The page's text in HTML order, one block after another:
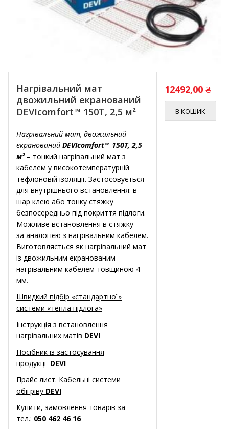
Нагрівальний мат
двожильний екранований
DEVIcomfort™ 150T, 2,5 м²
Нагрівальний мат, двожильний
екранований DEVIcomfort™ 150T, 2,5
м² – тонкий нагрівальний мат з
кабелем у високотемпературній
тефлоновій ізоляції. Застосовується
для внутрішнього встановлення: в
шар клею або тонку стяжку
безпосередньо під покриття підлоги.
Можливе встановлення в стяжку –
за аналогією з нагрівальним кабелем.
Виготовляється як нагрівальний мат
із двожильним екранованим
нагрівальним кабелем товщиною 4
мм.
Швидкий підбір «стандартної»
системи «тепла підлога»
Інструкція з встановлення
нагрівальних матів DEVI
Посібник із застосування
продукції DEVI
Прайс лист. Кабельні системи
обігріву DEVI
Купити, замовлення товарів за
тел.: 050 462 46 16
12492,00₴
В КОШИК